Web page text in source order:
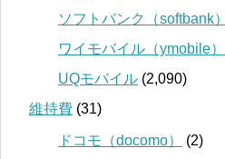
ソフトバンク（softbank）
ワイモバイル（ymobile）
UQモバイル (2,090)
維持費 (31)
ドコモ（docomo）
(2)